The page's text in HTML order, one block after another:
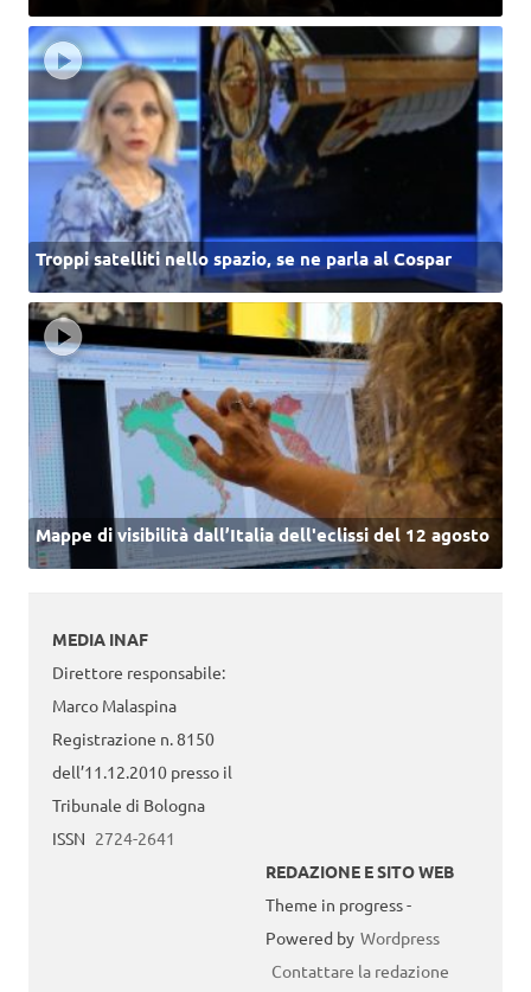
Troppi satelliti nello spazio, se ne parla al Cospar
Mappe di visibilità dall’Italia dell'eclissi del 12 agosto
MEDIA INAF
Direttore responsabile:
Marco Malaspina
Registrazione n. 8150
dell’11.12.2010 presso il
Tribunale di Bologna
ISSN 2724-2641
REDAZIONE E SITO WEB
Theme in progress -
Powered by Wordpress
Contattare la redazione